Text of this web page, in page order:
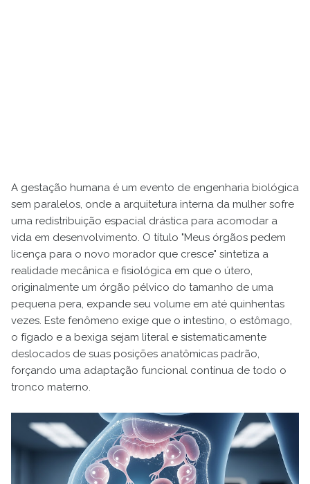
A gestação humana é um evento de engenharia biológica
sem paralelos, onde a arquitetura interna da mulher sofre
uma redistribuição espacial drástica para acomodar a
vida em desenvolvimento. O título "Meus órgãos pedem
licença para o novo morador que cresce" sintetiza a
realidade mecânica e fisiológica em que o útero,
originalmente um órgão pélvico do tamanho de uma
pequena pera, expande seu volume em até quinhentas
vezes. Este fenômeno exige que o intestino, o estômago,
o fígado e a bexiga sejam literal e sistematicamente
deslocados de suas posições anatômicas padrão,
forçando uma adaptação funcional contínua de todo o
tronco materno.